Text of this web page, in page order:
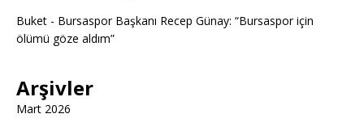
Buket - Bursaspor Başkanı Recep Günay: “Bursaspor için
ölümü göze aldım”
Arşivler
Mart 2026